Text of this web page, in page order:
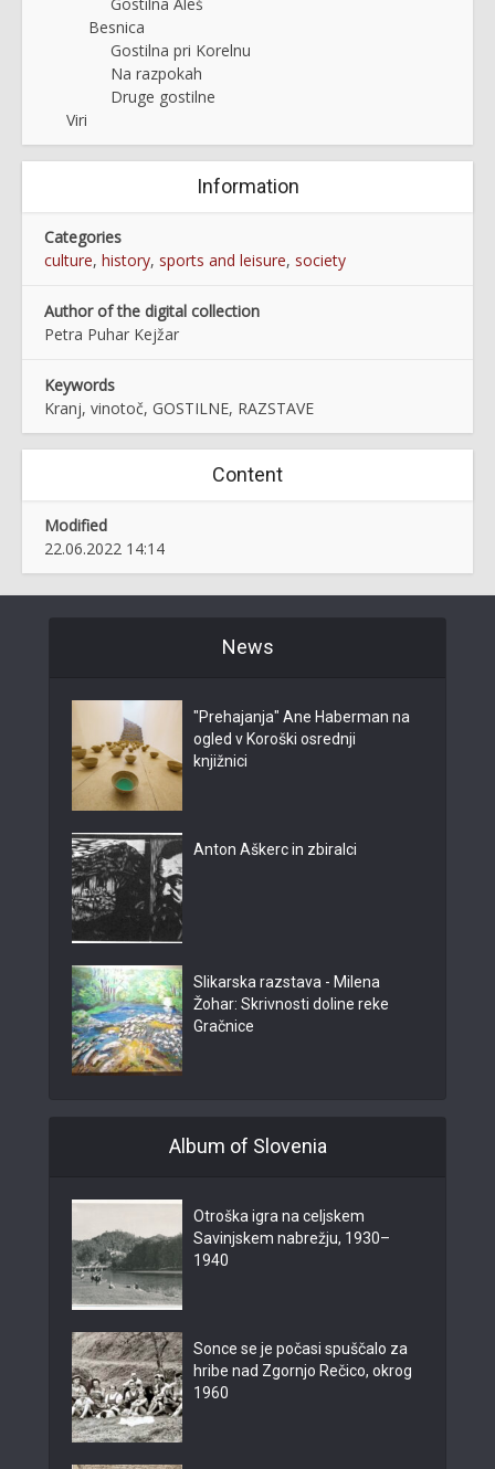
Besnica
Gostilna pri Korelnu
Na razpokah
Druge gostilne
Viri
Information
Categories
culture, history, sports and leisure, society
Author of the digital collection
Petra Puhar Kejžar
Keywords
Kranj, vinotoč, GOSTILNE, RAZSTAVE
Content
Modified
22.06.2022 14:14
News
"Prehajanja" Ane Haberman na
ogled v Koroški osrednji
knjižnici
Anton Aškerc in zbiralci
Slikarska razstava - Milena
Žohar: Skrivnosti doline reke
Gračnice
Album of Slovenia
Otroška igra na celjskem
Savinjskem nabrežju, 1930–
1940
Sonce se je počasi spuščalo za
hribe nad Zgornjo Rečico, okrog
1960